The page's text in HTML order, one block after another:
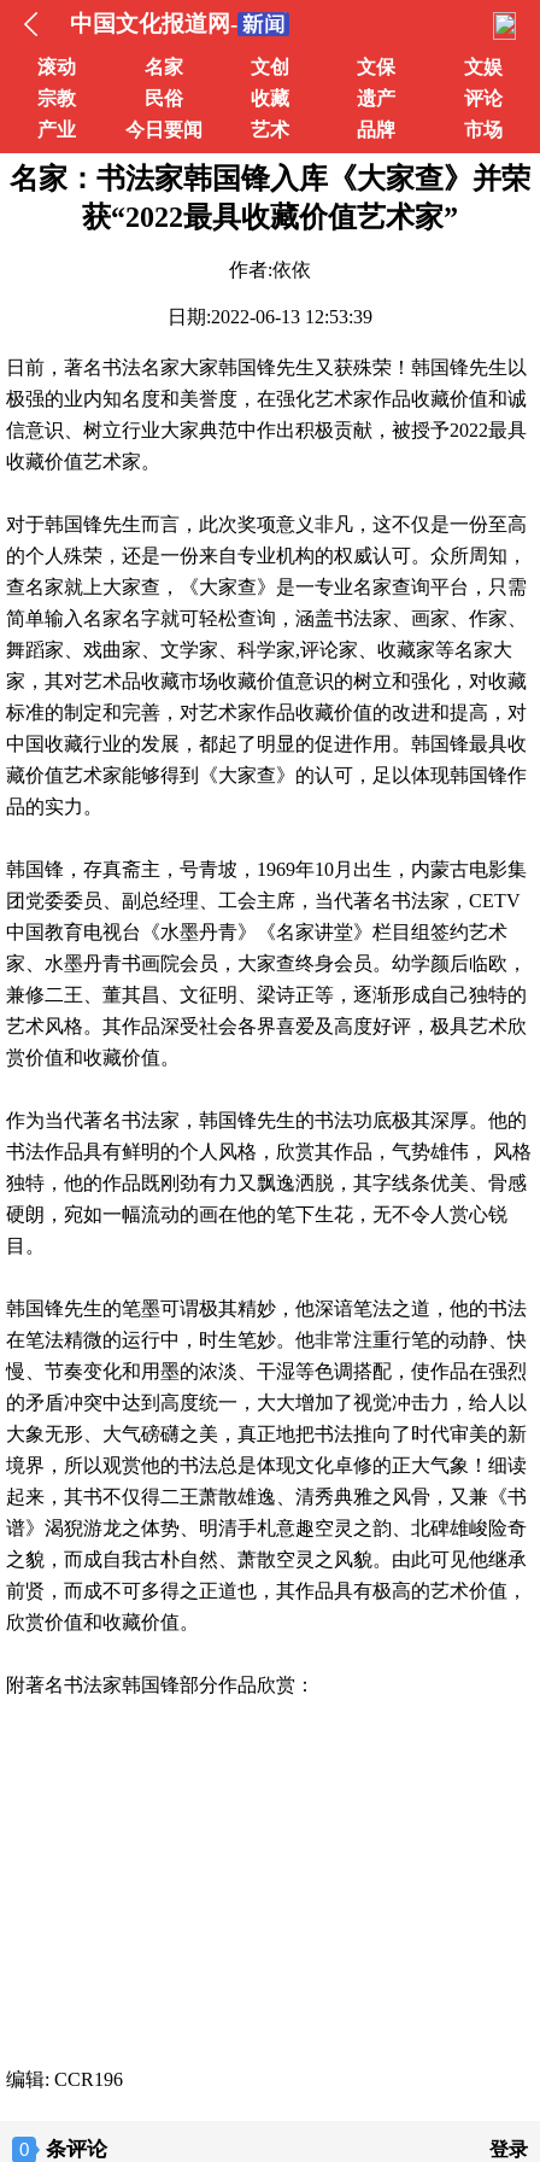
中国文化报道网-
滚动 名家 文创 文保
文娱
宗教
民俗 收藏 遗产
评论
产业
今日要闻 艺术 品牌 市场
名家：书法家韩国锋入库《大家查》并荣
获“2022最具收藏价值艺术家”
作者:依依
日期:2022-06-13 12:53:39
​日前，著名书法名家大家韩国锋先生又获殊荣！韩国锋先生以
极强的业内知名度和美誉度，在强化艺术家作品收藏价值和诚
信意识、树立行业大家典范中作出积极贡献，被授予2022最具
收藏价值艺术家。
对于韩国锋先生而言，此次奖项意义非凡，这不仅是一份至高
的个人殊荣，还是一份来自专业机构的权威认可。众所周知，
查名家就上大家查，《大家查》是一专业名家查询平台，只需
简单输入名家名字就可轻松查询，涵盖书法家、画家、作家、
舞蹈家、戏曲家、文学家、科学家,评论家、收藏家等名家大
家，其对艺术品收藏市场收藏价值意识的树立和强化，对收藏
标准的制定和完善，对艺术家作品收藏价值的改进和提高，对
中国收藏行业的发展，都起了明显的促进作用。韩国锋最具收
藏价值艺术家能够得到《大家查》的认可，足以体现韩国锋作
品的实力。
韩国锋，存真斋主，号青坡，1969年10月出生，内蒙古电影集
团党委委员、副总经理、工会主席，当代著名书法家，CETV
中国教育电视台《水墨丹青》《名家讲堂》栏目组签约艺术
家、水墨丹青书画院会员，大家查终身会员。幼学颜后临欧，
兼修二王、董其昌、文征明、梁诗正等，逐渐形成自己独特的
艺术风格。其作品深受社会各界喜爱及高度好评，极具艺术欣
赏价值和收藏价值。
作为当代著名书法家，韩国锋先生的书法功底极其深厚。他的
书法作品具有鲜明的个人风格，欣赏其作品，气势雄伟， 风格
独特，他的作品既刚劲有力又飘逸洒脱，其字线条优美、骨感
硬朗，宛如一幅流动的画在他的笔下生花，无不令人赏心锐
目。
韩国锋先生的笔墨可谓极其精妙，他深谙笔法之道，他的书法
在笔法精微的运行中，时生笔妙。他非常注重行笔的动静、快
慢、节奏变化和用墨的浓淡、干湿等色调搭配，使作品在强烈
的矛盾冲突中达到高度统一，大大增加了视觉冲击力，给人以
大象无形、大气磅礴之美，真正地把书法推向了时代审美的新
境界，所以观赏他的书法总是体现文化卓修的正大气象！细读
起来，其书不仅得二王萧散雄逸、清秀典雅之风骨，又兼《书
谱》渴猊游龙之体势、明清手札意趣空灵之韵、北碑雄峻险奇
之貌，而成自我古朴自然、萧散空灵之风貌。由此可见他继承
前贤，而成不可多得之正道也，其作品具有极高的艺术价值，
欣赏价值和收藏价值。
附著名书法家韩国锋部分作品欣赏：
编辑: CCR196
0 条评论 登录